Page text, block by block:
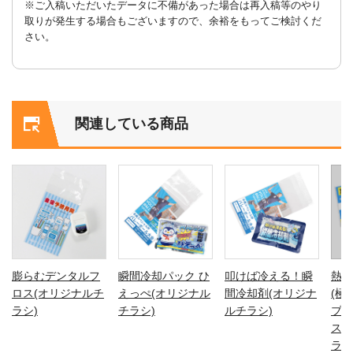
※ご入稿いただいたデータに不備があった場合は再入稿等のやり
取りが発生する場合もございますので、余裕をもってご検討くだ
さい。
関連している商品
膨らむデンタルフ
ロス(オリジナルチ
ラシ)
瞬間冷却パック ひ
えっぺ(オリジナル
チラシ)
叩けば冷える！瞬
間冷却剤(オリジナ
ルチラシ)
熱
(極
ブ
ス)(
ラ